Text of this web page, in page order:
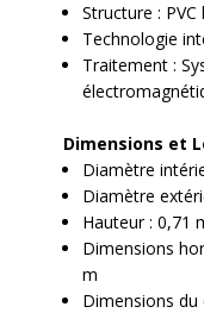
Structure :
Technologie
Traitement :
Dimensions et
Diamètre
Diamètre
Hauteur : 0,71
Dimensions
m
Dimensions du